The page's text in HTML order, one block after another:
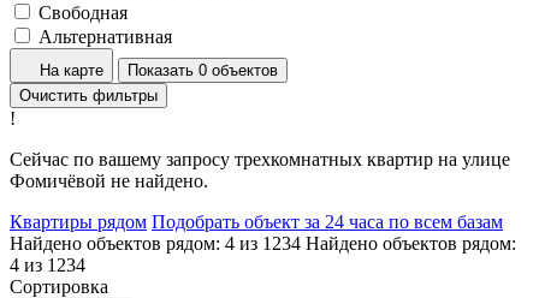
Свободная
Альтернативная
На карте
Показать 0 объектов
Очистить фильтры
!
Сейчас по вашему запросу трехкомнатных квартир на улице
Фомичёвой не найдено.
Квартиры рядом Подобрать объект за 24 часа по всем базам
Найдено объектов рядом: 4 из 1234 Найдено объектов рядом:
4 из 1234
Сортировка